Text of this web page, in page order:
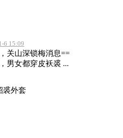
6 15:09
关山深锁梅消息==
男女都穿皮袄裘 ...
裘外套